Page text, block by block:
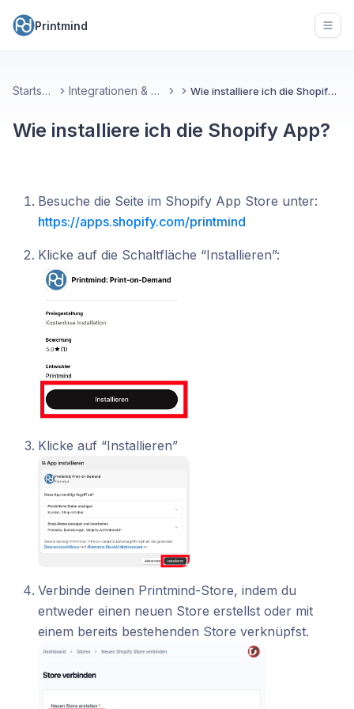
Printmind
Startseite Integrationen & Apps Wie installiere ich die Shopify App?
Wie installiere ich die Shopify App?
Besuche die Seite im Shopify App Store unter:
https://apps.shopify.com/printmind
Klicke auf die Schaltfläche “Installieren”:
Klicke auf “Installieren”
Verbinde deinen Printmind-Store, indem du
entweder einen neuen Store erstellst oder mit
einem bereits bestehenden Store verknüpfst.